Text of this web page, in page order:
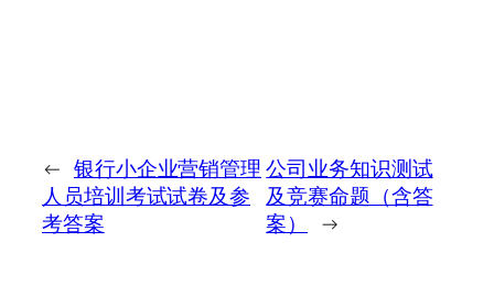
← 银行小企业营销管理
人员培训考试试卷及参
考答案
公司业务知识测试
及竞赛命题（含答
案）
→